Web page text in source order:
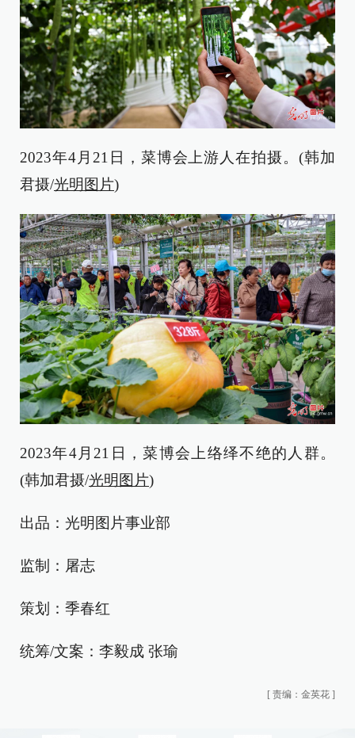
2023年4月21日，菜博会上游人在拍摄。(韩加
君摄/光明图片)
2023年4月21日，菜博会上络绎不绝的人群。
(韩加君摄/光明图片)
出品：光明图片事业部
监制：屠志
策划：季春红
统筹/文案：李毅成 张瑜
[ 责编：金英花 ]